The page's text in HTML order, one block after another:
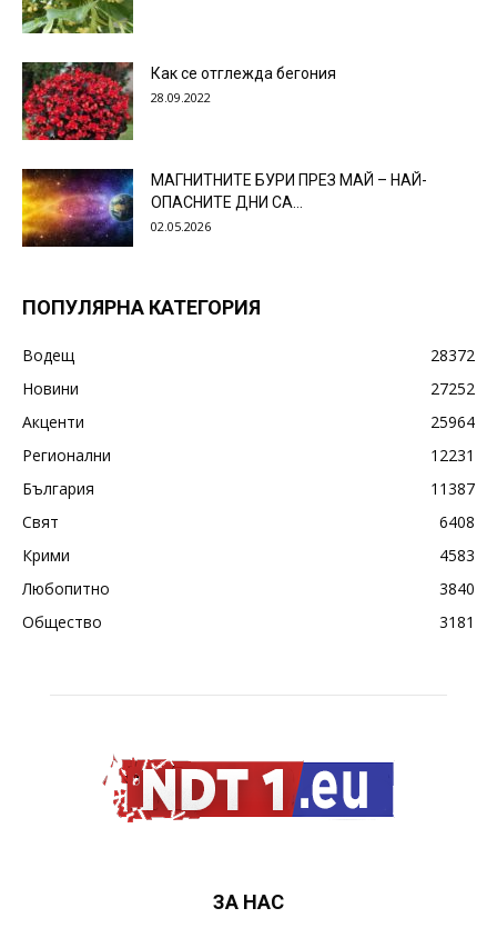
Как се отглежда бегония
28.09.2022
МАГНИТНИТЕ БУРИ ПРЕЗ МАЙ – НАЙ-
ОПАСНИТЕ ДНИ СА…
02.05.2026
ПОПУЛЯРНА КАТЕГОРИЯ
Водещ
28372
Новини
27252
Акценти
25964
Регионални
12231
България
11387
Свят
6408
Крими
4583
Любопитно
3840
Общество
3181
ЗА НАС